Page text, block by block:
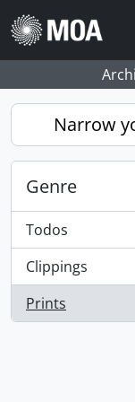
Skip to main content
Narrow
Genre
Todos
Clippings
, 1 resultados
Prints
, 1 resultados